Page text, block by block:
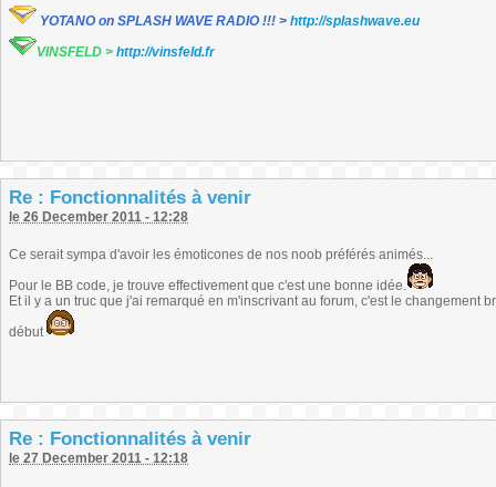
YOTANO on SPLASH WAVE RADIO !!! > http://splashwave.eu
VINSFELD > http://vinsfeld.fr
Re : Fonctionnalités à venir
le 26 December 2011 - 12:28
Ce serait sympa d'avoir les émoticones de nos noob préférés animés...
Pour le BB code, je trouve effectivement que c'est une bonne idée.
Et il y a un truc que j'ai remarqué en m'inscrivant au forum, c'est le changement
début
Re : Fonctionnalités à venir
le 27 December 2011 - 12:18